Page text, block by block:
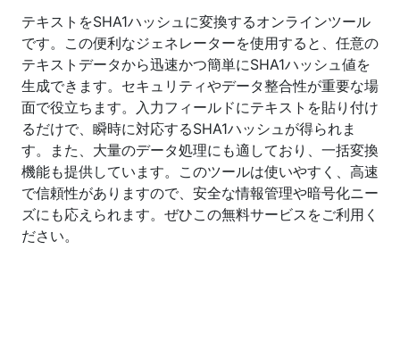
テキストをSHA1ハッシュに変換するオンラインツール
です。この便利なジェネレーターを使用すると、任意の
テキストデータから迅速かつ簡単にSHA1ハッシュ値を
生成できます。セキュリティやデータ整合性が重要な場
面で役立ちます。入力フィールドにテキストを貼り付け
るだけで、瞬時に対応するSHA1ハッシュが得られま
す。また、大量のデータ処理にも適しており、一括変換
機能も提供しています。このツールは使いやすく、高速
で信頼性がありますので、安全な情報管理や暗号化ニー
ズにも応えられます。ぜひこの無料サービスをご利用く
ださい。